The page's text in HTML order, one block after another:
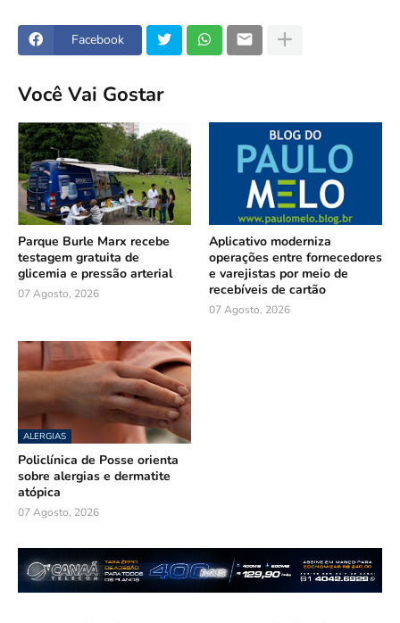
Facebook
Você Vai Gostar
Parque Burle Marx recebe
testagem gratuita de
glicemia e pressão arterial
07 Agosto, 2026
Aplicativo moderniza
operações entre fornecedores
e varejistas por meio de
recebíveis de cartão
07 Agosto, 2026
ALERGIAS
Policlínica de Posse orienta
sobre alergias e dermatite
atópica
07 Agosto, 2026